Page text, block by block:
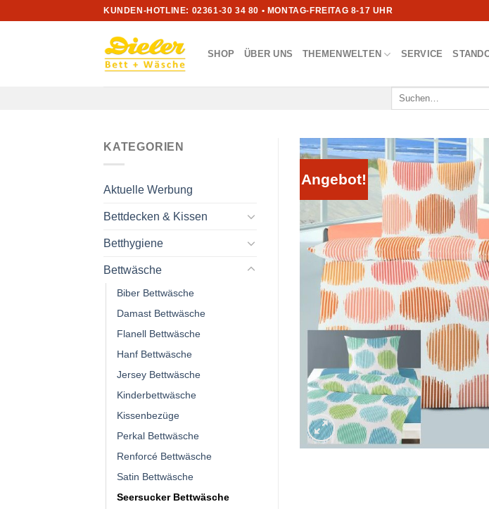
KUNDEN-HOTLINE: 02361-30 34 80 • MONTAG-FREITAG 8-17 UHR
SHOP ÜBER UNS THEMENWELTEN SERVICE
Suchen
KATEGORIEN
Aktuelle Werbung
Bettdecken & Kissen
Betthygiene
Bettwäsche
Biber Bettwäsche
Damast Bettwäsche
Flanell Bettwäsche
Hanf Bettwäsche
Jersey Bettwäsche
Kinderbettwäsche
Kissenbezüge
Perkal Bettwäsche
Renforcé Bettwäsche
Satin Bettwäsche
Seersucker Bettwäsche
Angebot!